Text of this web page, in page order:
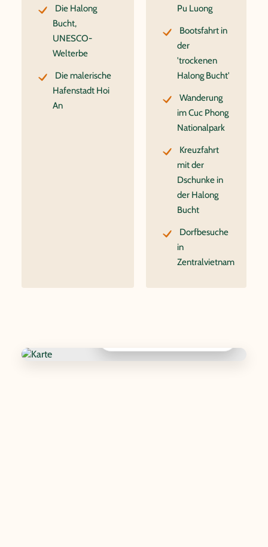
Die Halong
Bucht,
UNESCO-
Welterbe
Die malerische
Hafenstadt Hoi
An
Pu Luong
Bootsfahrt in
der
'trockenen
Halong Bucht'
Wanderung
im Cuc Phong
Nationalpark
Kreuzfahrt
mit der
Dschunke in
der Halong
Bucht
Dorfbesuche
in
Zentralvietnam